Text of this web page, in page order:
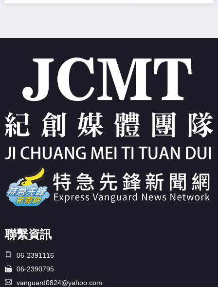
聯繫資訊
06-2391116
06-2390795
vanguard0824@yahoo.com